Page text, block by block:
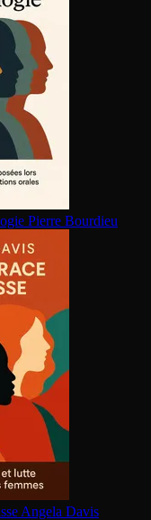
Pierre Bourdieu
Angela Davis